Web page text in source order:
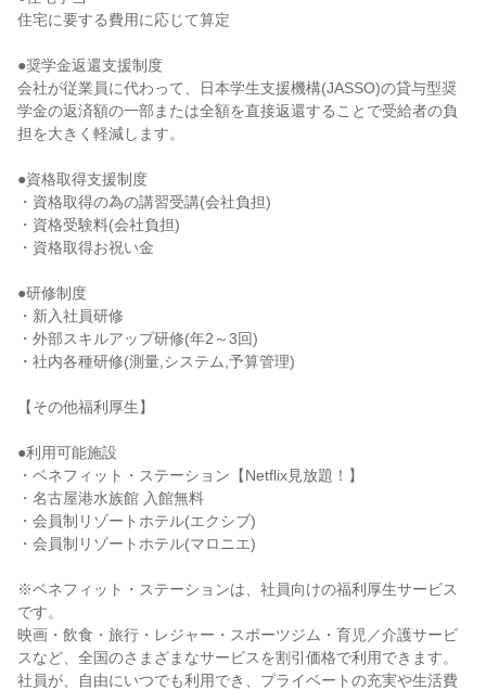
住宅に要する費用に応じて算定
●奨学金返還支援制度
会社が従業員に代わって、日本学生支援機構(JASSO)の貸与型奨
学金の返済額の一部または全額を直接返還することで受給者の負
担を大きく軽減します。
●資格取得支援制度
・資格取得の為の講習受講(会社負担)
・資格受験料(会社負担)
・資格取得お祝い金
●研修制度
・新入社員研修
・外部スキルアップ研修(年2～3回)
・社内各種研修(測量,システム,予算管理)
【その他福利厚生】
●利用可能施設
・ベネフィット・ステーション【Netflix見放題！】
・名古屋港水族館 入館無料
・会員制リゾートホテル(エクシブ)
・会員制リゾートホテル(マロニエ)
※ベネフィット・ステーションは、社員向けの福利厚生サービス
です。
映画・飲食・旅行・レジャー・スポーツジム・育児／介護サービ
スなど、全国のさまざまなサービスを割引価格で利用できます。
社員が、自由にいつでも利用でき、プライベートの充実や生活費